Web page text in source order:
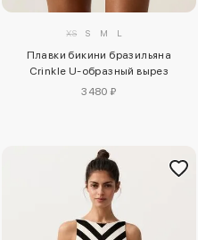
XS S M L
Плавки бикини бразильяна
Crinkle U-образный вырез
3480 ₽